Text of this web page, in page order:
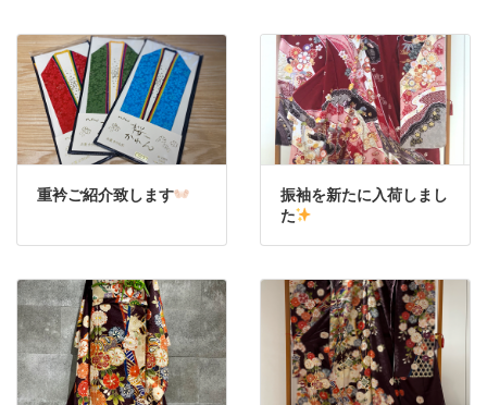
重衿ご紹介致します
振袖を新たに入荷しまし
た